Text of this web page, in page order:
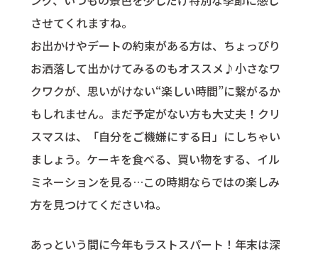
させてくれますね。
お出かけやデートの約束がある方は、ちょっぴり
お洒落して出かけてみるのもオススメ♪小さなワ
クワクが、思いがけない“楽しい時間”に繋がるか
もしれません。まだ予定がない方も大丈夫！クリ
スマスは、「自分をご機嫌にする日」にしちゃい
ましょう。ケーキを食べる、買い物をする、イル
ミネーションを見る…この時期ならではの楽しみ
方を見つけてくださいね。
あっという間に今年もラストスパート！年末は深